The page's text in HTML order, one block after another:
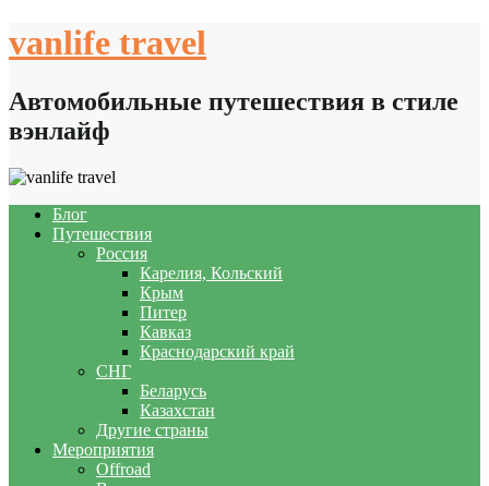
to
vanlife travel
Автомобильные путешествия в стиле
вэнлайф
Блог
Путешествия
Россия
Карелия, Кольский
Крым
Питер
Кавказ
Краснодарский край
СНГ
Беларусь
Казахстан
Другие страны
Мероприятия
Offroad